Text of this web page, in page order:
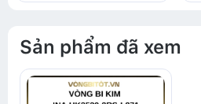
Sản phẩm đã xem